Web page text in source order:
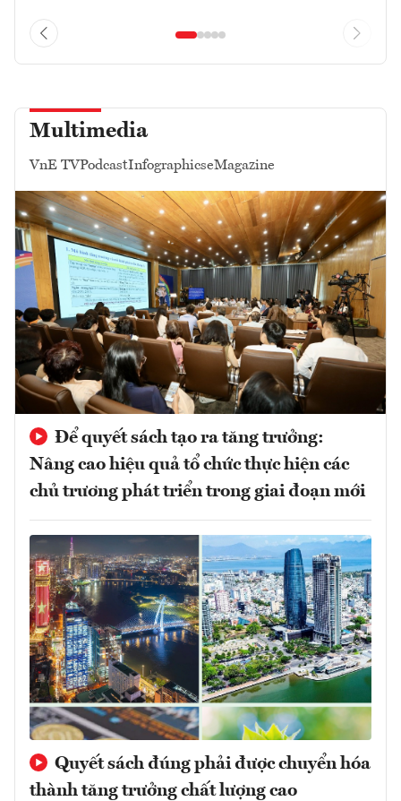
Multimedia
VnE TVPodcastInfographicseMagazine
Để quyết sách tạo ra tăng trưởng:
Nâng cao hiệu quả tổ chức thực hiện các
chủ trương phát triển trong giai đoạn mới
Quyết sách đúng phải được chuyển hóa
thành tăng trưởng chất lượng cao